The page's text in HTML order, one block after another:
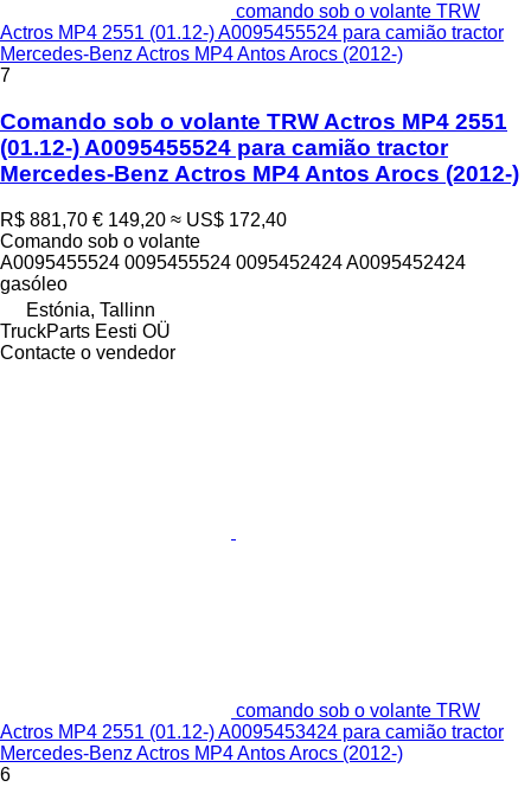
comando sob o volante TRW
Actros MP4 2551 (01.12-) A0095455524 para camião tractor
Mercedes-Benz Actros MP4 Antos Arocs (2012-)
7
Comando sob o volante TRW Actros MP4 2551
(01.12-) A0095455524 para camião tractor
Mercedes-Benz Actros MP4 Antos Arocs (2012-)
R$ 881,70 € 149,20 ≈ US$ 172,40
Comando sob o volante
A0095455524 0095455524 0095452424 A0095452424
gasóleo
Estónia, Tallinn
TruckParts Eesti OÜ
Contacte o vendedor
comando sob o volante TRW
Actros MP4 2551 (01.12-) A0095453424 para camião tractor
Mercedes-Benz Actros MP4 Antos Arocs (2012-)
6